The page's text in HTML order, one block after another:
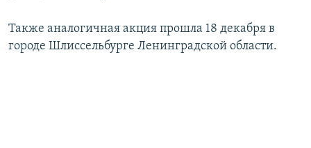
Также аналогичная акция прошла 18 декабря в
городе Шлиссельбурге Ленинградской области.